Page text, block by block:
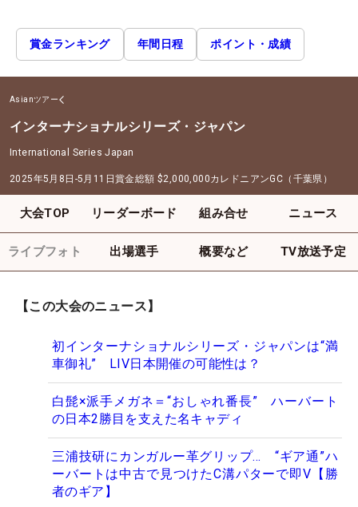
賞金ランキング 年間日程 ポイント・成績
Asianツアー
インターナショナルシリーズ・ジャパン
International Series Japan
2025年5月8日-5月11日賞金総額 $2,000,000カレドニアンGC（千葉県）
大会TOP リーダーボード 組み合せ ニュース
ライブフォト 出場選手 概要など TV放送予定
【この大会のニュース】
初インターナショナルシリーズ・ジャパンは“満
車御礼” LIV日本開催の可能性は？
白髭×派手メガネ＝“おしゃれ番長” ハーバート
の日本2勝目を支えた名キャディ
三浦技研にカンガルー革グリップ… “ギア通”ハ
ーバートは中古で見つけたC溝パターで即V【勝
者のギア】